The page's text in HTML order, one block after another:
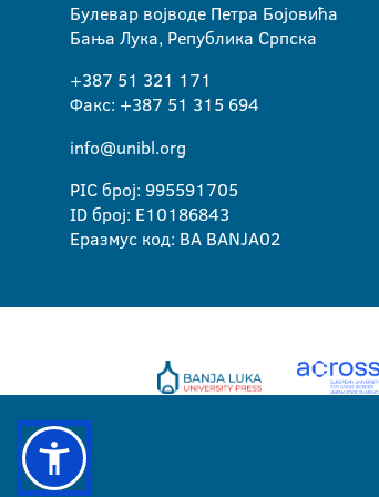
Булевар војводе Петра Бојовића
Бања Лука, Република Српска
+387 51 321 171
Факс: +387 51 315 694
info@unibl.org
PIC број: 995591705
ID број: E10186843
Еразмус код: BA BANJA02